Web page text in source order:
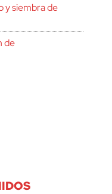
y siembra de
de